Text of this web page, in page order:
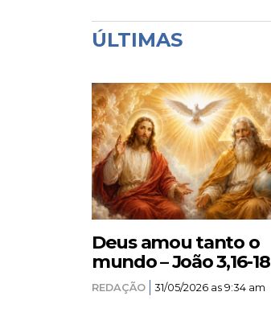
ÚLTIMAS
Deus amou tanto o
mundo – João 3,16-18
REDAÇÃO 31/05/2026 as 9:34 am